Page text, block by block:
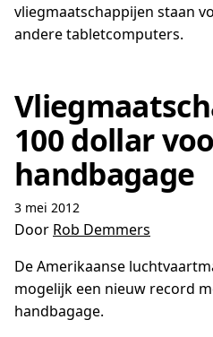
vliegmaatschappijen staan
andere tabletcomputers.
100 dollar
handbagage
3 mei 2012
Door Rob Demmers
De Amerikaanse
mogelijk een nieuw record
handbagage.